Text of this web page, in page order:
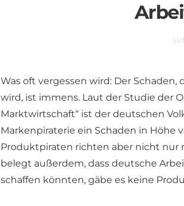
Was oft vergessen wird: Der
wird, ist immens. Laut der Studie der
Marktwirtschaft“ ist der deutschen
Markenpiraterie ein Schaden in Höhe
Produktpiraten richten aber nicht nur
belegt außerdem, dass deutsche
schaffen könnten, gäbe es keine